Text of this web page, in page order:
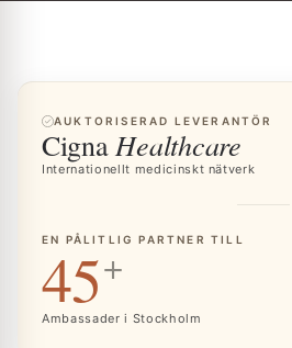
AUKTORISERAD LEVERANTÖR
CignaHealthcare
Internationellt medicinskt nätverk
EN PÅLITLIG PARTNER TILL
45+
Ambassader i Stockholm